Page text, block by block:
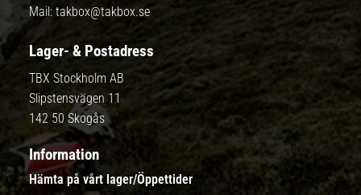
Mail: takbox@takbox.se
Lager- & Postadress
TBX Stockholm AB
Slipstensvägen 11
142 50 Skogås
Information
Hämta på vårt lager/Öppettider